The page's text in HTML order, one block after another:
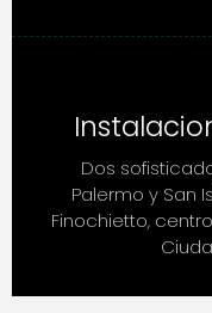
Dos
Palermo y San
Finochietto,